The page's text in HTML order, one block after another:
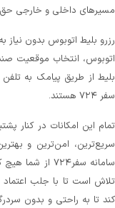
مسیرهای داخلی و خارجی حق
رزرو بلیط اتوبوس بدون
اتوبوس، انتخاب موقعیت
بلیط از طریق پیامک به
سفر ۷۲۴ هستند.
سریع‌ترین، امن‌ترین و
سامانه
تلاش است تا با جلب اعتماد
کند تا به راحتی و بدون